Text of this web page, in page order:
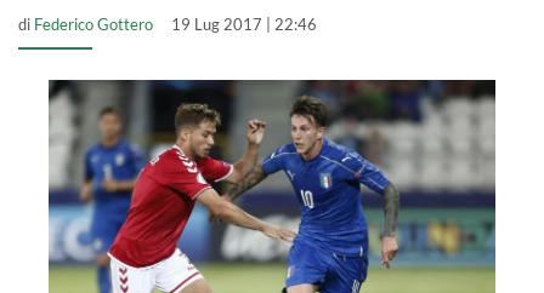
di Federico Gottero 19 Lug 2017 | 22:46